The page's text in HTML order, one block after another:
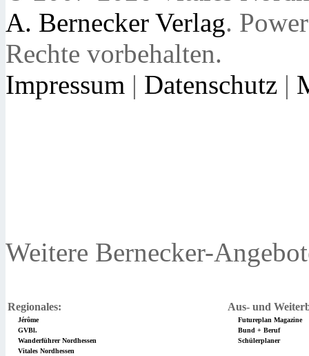
A. Bernecker Verlag.
Rechte vorbehalten.
Impressum | Datenschutz |
Weitere Bernecker-
Regionales: Aus- und
Jérôme
Futureplan Magazine
GVBl.
Bund + Beruf
Wanderführer Nordhessen
Schülerplaner
Vitales Nordhessen